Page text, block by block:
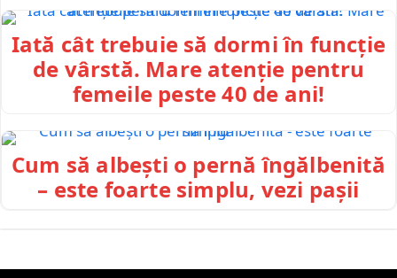
Iată cât trebuie să dormi în funcție
de vârstă. Mare atenție pentru
femeile peste 40 de ani!
Cum să albești o pernă îngălbenită
– este foarte simplu, vezi pașii